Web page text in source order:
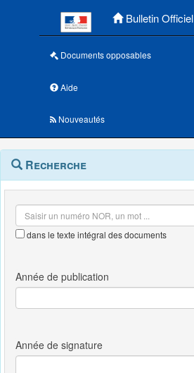
Bulletin Officiel
Documents opposables
Aide
Nouveautés
Navigation
outils
Menu
contextuel
Recherche
dans le texte intégral des documents